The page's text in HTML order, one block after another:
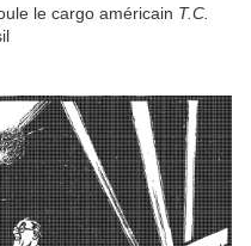
le cargo américain T.C.